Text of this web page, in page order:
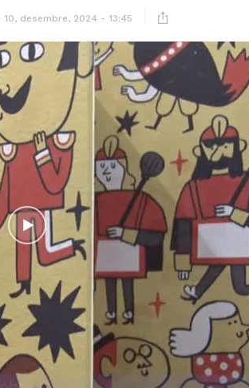
10, desembre, 2024 - 13:45